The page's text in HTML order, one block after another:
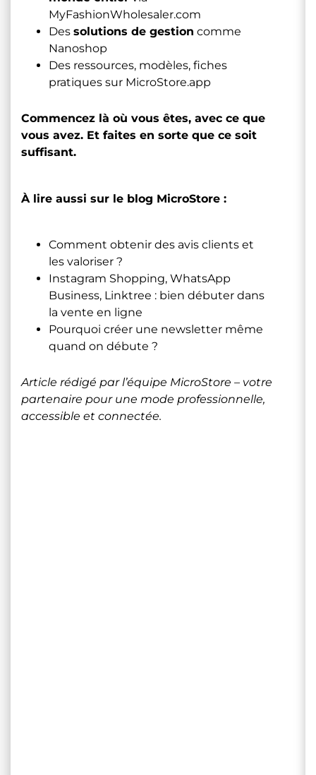
MyFashionWholesaler.com
Des solutions de gestion comme
Nanoshop
Des ressources, modèles, fiches
pratiques sur MicroStore.app
Commencez là où vous êtes, avec ce que
vous avez. Et faites en sorte que ce soit
suffisant.
À lire aussi sur le blog MicroStore :
Comment obtenir des avis clients et
les valoriser ?
Instagram Shopping, WhatsApp
Business, Linktree : bien débuter dans
la vente en ligne
Pourquoi créer une newsletter même
quand on débute ?
Article rédigé par l’équipe MicroStore – votre
partenaire pour une mode professionnelle,
accessible et connectée.